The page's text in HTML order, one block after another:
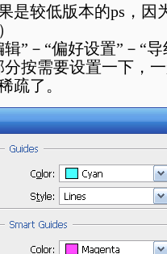
是较低版本的ps，因
”－“偏好设置”－“
分按需要设置一下，
疏了。